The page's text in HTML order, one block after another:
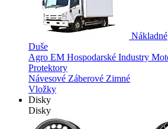
Nákladné
Duše
Agro EM Hospodarské Industry
Protektory
Návesové Záberové Zimné
Vložky
Disky
Disky